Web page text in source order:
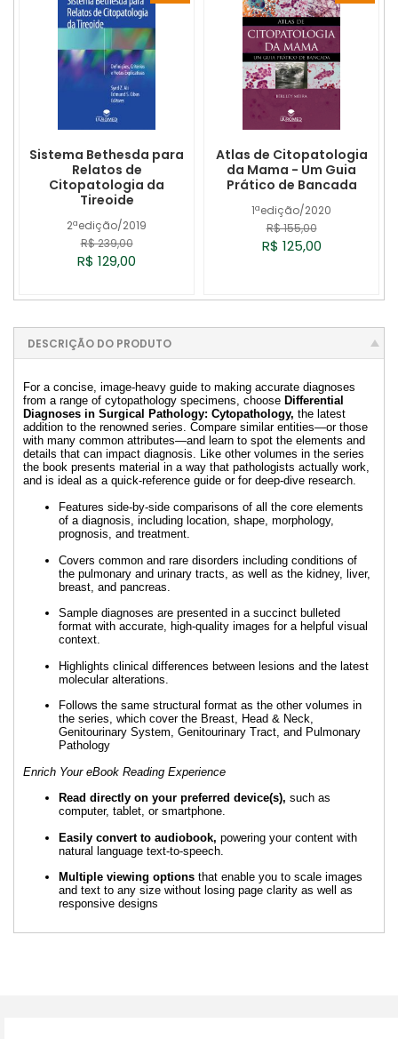
2ªedição/2019
Sistema Bethesda para
Relatos de
Citopatologia da
Tireoide
R$ 239,00
R$ 129,00
1ªedição/2020
Atlas de Citopatologia
da Mama - Um Guia
Prático de Bancada
R$ 155,00
R$ 125,00
DESCRIÇÃO DO PRODUTO
For a concise, image-heavy guide to making accurate diagnoses
from a range of cytopathology specimens, choose Differential
Diagnoses in Surgical Pathology: Cytopathology, the latest
addition to the renowned series. Compare similar entities—or those
with many common attributes—and learn to spot the elements and
details that can impact diagnosis. Like other volumes in the series
the book presents material in a way that pathologists actually work,
and is ideal as a quick-reference guide or for deep-dive research.
Features side-by-side comparisons of all the core elements
of a diagnosis, including location, shape, morphology,
prognosis, and treatment.
Covers common and rare disorders including conditions of
the pulmonary and urinary tracts, as well as the kidney, liver,
breast, and pancreas.
Sample diagnoses are presented in a succinct bulleted
format with accurate, high-quality images for a helpful visual
context.
Highlights clinical differences between lesions and the latest
molecular alterations.
Follows the same structural format as the other volumes in
the series, which cover the Breast, Head & Neck,
Genitourinary System, Genitourinary Tract, and Pulmonary
Pathology
Enrich Your eBook Reading Experience
Read directly on your preferred device(s), such as
computer, tablet, or smartphone.
Easily convert to audiobook, powering your content with
natural language text-to-speech.
Multiple viewing options that enable you to scale images
and text to any size without losing page clarity as well as
responsive designs